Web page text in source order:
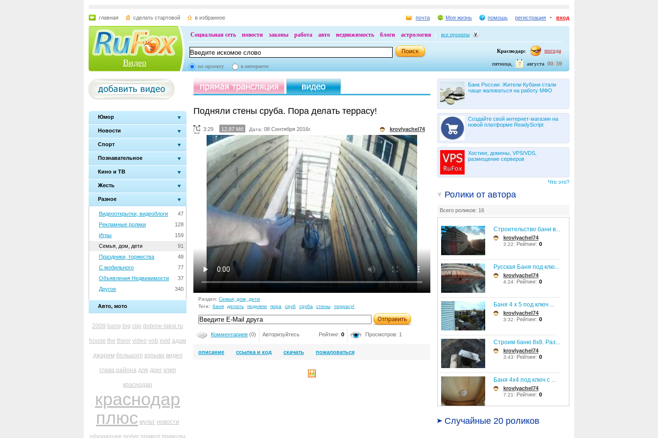
главная сделать стартовой в избранное почта Моя жизнь помощь регистрация вход
Видео
Социальная сеть новости законы работа авто недвижимость блоги астрология все проекты
Краснодар: погода
00 59
августа
7
пятница,
по проекту в интернете
Юмор
Новости
Спорт
Познавательное
Кино и ТВ
Жесть
Разное
47
Видеооткрытки, видеоблоги
128
Рекламные ролики
159
Игры
91
Семья, дом, дети
48
Праздники, торжества
77
С мобильного
37
Объявления Недвижимости
340
Другое
Авто, мото
2009 bang big clip dobroe-taksi.ru
house the theor video vob xvid адам
джарим большого взрыва видео
глава района для дрег клип
краснодар
краснодар
плюс мульт новости
обучающее побег прикол приколы
Банк России: Жители Кубани стали
чаще жаловаться на работу МФО
Создайте свой интернет-магазин на
новой платформе ReadyScript
Хостинг, домены, VPS/VDS,
размещение серверов
Что это?
Ролики от автора
Всего роликов: 16
Строительство бани в...
krovlyachel74
3:22 Рейтинг: 0
Русская Баня под клю...
krovlyachel74
4:24 Рейтинг: 0
Баня 4 х 5 под ключ ...
krovlyachel74
3:32 Рейтинг: 0
Строим баню 8x8. Раз...
krovlyachel74
3:43 Рейтинг: 0
Баня 4x4 под ключ с ...
krovlyachel74
7:21 Рейтинг: 0
Выпиливаем двери и о...
krovlyachel74
Случайные 20 роликов
Подняли стены сруба. Пора делать террасу!
3:29 12,87 Мб Дата: 08 Сентября 2016г. krovlyachel74
Раздел: Семья, дом, дети
Теги: баня делать подняли пора сруб сруба стены террасу!
Комментариев (0) Авторизуйтесь Рейтинг: 0 Просмотров: 1
описание ссылка и код скачать пожаловаться